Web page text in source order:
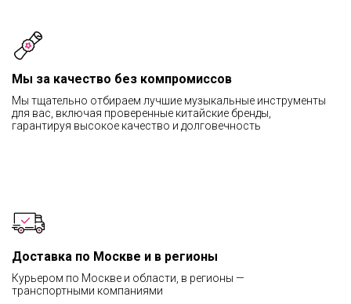
Мы за качество без компромиссов
Мы тщательно отбираем лучшие музыкальные инструменты
для вас, включая проверенные китайские бренды,
гарантируя высокое качество и долговечность
Доставка по Москве и в регионы
Курьером по Москве и области, в регионы —
транспортными компаниями